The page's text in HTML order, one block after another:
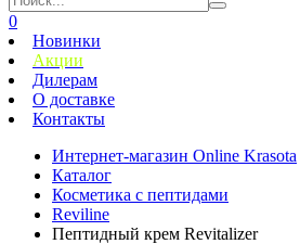
0
Новинки
Акции
Дилерам
О доставке
Контакты
Интернет-магазин Online Krasota
Каталог
Косметика с пептидами
Reviline
Пептидный крем Revitalizer